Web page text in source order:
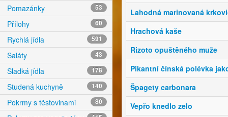
Pomazánky 53
Přílohy 60
Rychlá jídla 591
Saláty 43
Sladká jídla 178
Studená kuchyně 140
Pokrmy s těstovinami 80
Lahodná marinovaná
Hrachová kaše
Rizoto opuštěného muže
Pikantní čínská polévka
Špagety carbonara
Vepřo knedlo zelo